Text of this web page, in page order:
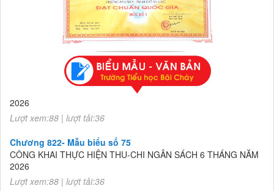
Chương 822- Mẫu biểu số 75
CÔNG KHAI THỰC HIỆN THU-CHI NGÂN SÁCH 6 THÁNG NĂM
Lượt xem:88 | lượt tải:36
CÔNG KHAI THỰC HIỆN THU-CHI NGÂN SÁCH 6 THÁNG NĂM
2026
Lượt xem:88 | lượt tải:36